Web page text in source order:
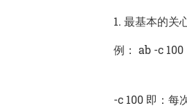
1. 最基本的关
例： ab -c
-c 100 即：每